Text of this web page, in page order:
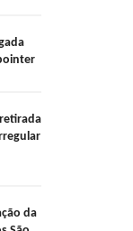
da